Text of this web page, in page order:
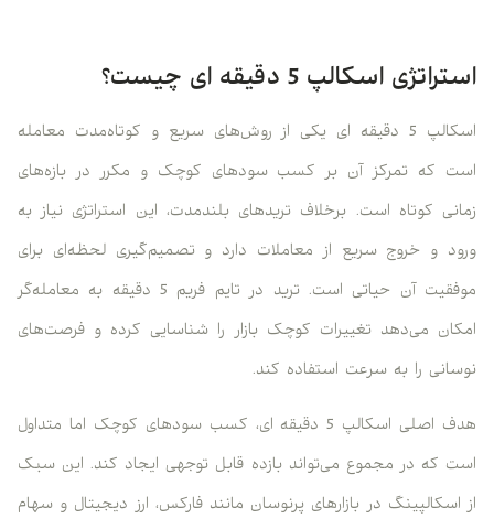
استراتژی اسکالپ 5 دقیقه ای چیست؟
اسکالپ 5 دقیقه ای یکی از روش‌های سریع و کوتاه‌مدت معامله
است که تمرکز آن بر کسب سودهای کوچک و مکرر در بازه‌های
زمانی کوتاه است. برخلاف تریدهای بلندمدت، این استراتژی نیاز به
ورود و خروج سریع از معاملات دارد و تصمیم‌گیری لحظه‌ای برای
موفقیت آن حیاتی است. ترید در تایم فریم 5 دقیقه به معامله‌گر
امکان می‌دهد تغییرات کوچک بازار را شناسایی کرده و فرصت‌های
نوسانی را به سرعت استفاده کند.
هدف اصلی اسکالپ 5 دقیقه ای، کسب سودهای کوچک اما متداول
است که در مجموع می‌تواند بازده قابل توجهی ایجاد کند. این سبک
از اسکالپینگ در بازارهای پرنوسان مانند فارکس، ارز دیجیتال و سهام